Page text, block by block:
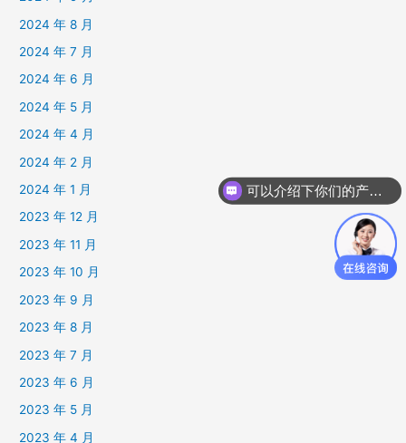
2024 年 8 月
2024 年 7 月
2024 年 6 月
2024 年 5 月
2024 年 4 月
2024 年 2 月
2024 年 1 月
2023 年 12 月
2023 年 11 月
2023 年 10 月
2023 年 9 月
2023 年 8 月
2023 年 7 月
2023 年 6 月
2023 年 5 月
2023 年 4 月
可以介绍下你们的产品么
咨询声学成像仪